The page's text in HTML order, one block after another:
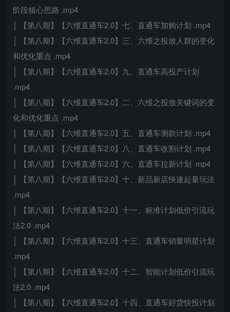
阶段核心思路 .mp4
│ 【第八期】【六维直通车2.0】七、直通车加购计划 .mp4
│ 【第八期】【六维直通车2.0】三、六维之投放人群的变化
和优化重点 .mp4
│ 【第八期】【六维直通车2.0】九、直通车高投产计划
.mp4
│ 【第八期】【六维直通车2.0】二、六维之投放关键词的变
化和优化重点 .mp4
│ 【第八期】【六维直通车2.0】五、直通车测款计划 .mp4
│ 【第八期】【六维直通车2.0】八、直通车收割计划 .mp4
│ 【第八期】【六维直通车2.0】六、直通车拉新计划 .mp4
│ 【第八期】【六维直通车2.0】十、新品新店快速起量玩法
.mp4
│ 【第八期】【六维直通车2.0】十一、标准计划低价引流玩
法2.0 .mp4
│ 【第八期】【六维直通车2.0】十三、直通车销量明星计划
.mp4
│ 【第八期】【六维直通车2.0】十二、智能计划低价引流玩
法2.0 .mp4
│ 【第八期】【六维直通车2.0】十四、直通车好货快投计划